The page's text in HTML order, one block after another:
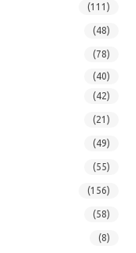
(111)
(48)
(78)
(40)
(42)
(21)
(49)
(55)
(156)
(58)
(8)